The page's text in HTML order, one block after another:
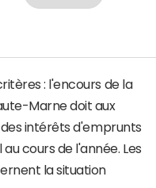
: l'encours de la
Marne doit aux
des intérêts d'emprunts
cours de l'année. Les
la situation